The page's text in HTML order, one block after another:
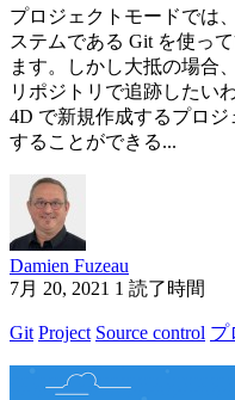
プロジェクトモードでは
ステムである Git を使っ
ます。しかし大抵の場合
リポジトリで追跡したい
4D で新規作成するプロ
することができる...
Damien Fuzeau
7月 20, 2021 1 読了時間
Git Project Source control プ